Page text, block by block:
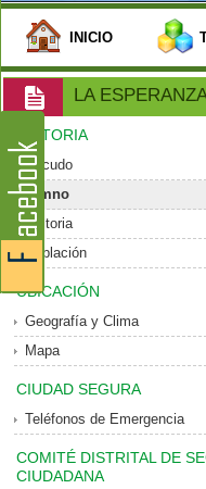
INICIO
LA
HISTORIA
Escudo
Himno
Historia
Población
UBICACIÓN
Geografía y Clima
Mapa
CIUDAD SEGURA
Teléfonos de Emergencia
COMITÉ DISTRITAL DE
CIUDADANA